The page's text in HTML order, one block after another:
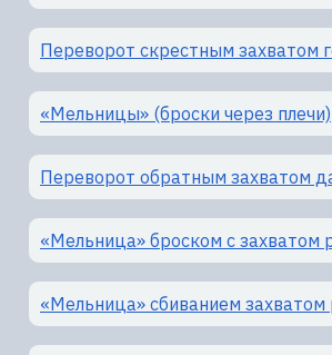
Переворот скрестным захватом
«Мельницы» (броски через плечи)
Переворот обратным захватом
«Мельница» броском с захватом
«Мельница» сбиванием